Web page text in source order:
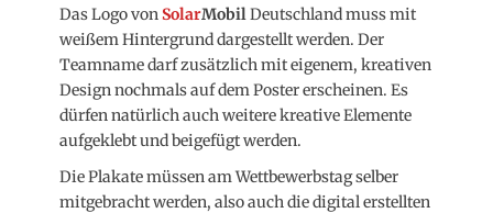
Das Logo vonSolarMobilDeutschland muss mit
weißem Hintergrund dargestellt werden. Der
Teamname darf zusätzlich mit eigenem, kreativen
Design nochmals auf dem Poster erscheinen. Es
dürfen natürlich auch weitere kreative Elemente
aufgeklebt und beigefügt werden.
Die Plakate müssen am Wettbewerbstag selber
mitgebracht werden, also auch die digital erstellten